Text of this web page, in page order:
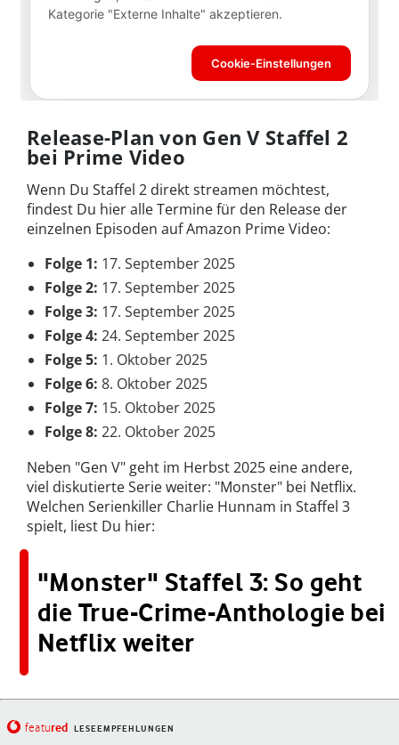
Release-Plan von Gen V Staffel 2
bei Prime Video
Wenn Du Staffel 2 direkt streamen möchtest,
findest Du hier alle Termine für den Release der
einzelnen Episoden auf Amazon Prime Video:
Folge 1: 17. September 2025
Folge 2: 17. September 2025
Folge 3: 17. September 2025
Folge 4: 24. September 2025
Folge 5: 1. Oktober 2025
Folge 6: 8. Oktober 2025
Folge 7: 15. Oktober 2025
Folge 8: 22. Oktober 2025
Neben "Gen V" geht im Herbst 2025 eine andere,
viel diskutierte Serie weiter: "Monster" bei Netflix.
Welchen Serienkiller Charlie Hunnam in Staffel 3
spielt, liest Du hier:
"Monster" Staffel 3: So geht
die True-Crime-Anthologie bei
Netflix weiter
featured LESEEMPFEHLUNGEN